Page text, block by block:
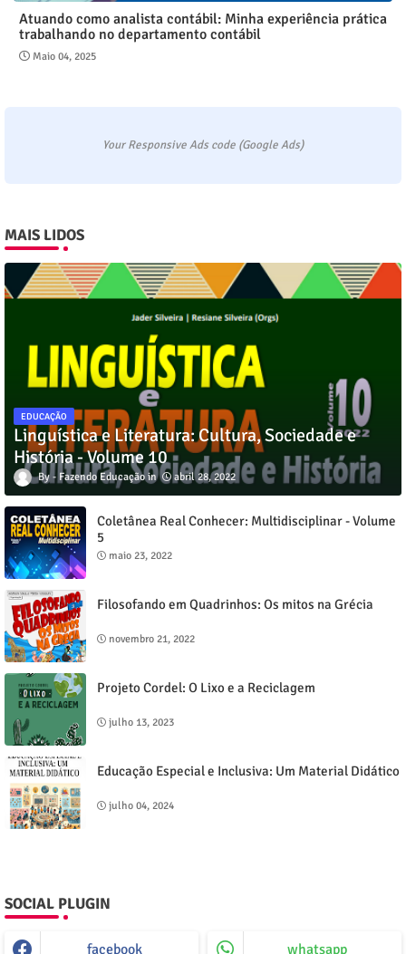
Atuando como analista contábil: Minha experiência prática
trabalhando no departamento contábil
Maio 04, 2025
Your Responsive Ads code (Google Ads)
MAIS LIDOS
EDUCAÇÃO
Linguística e Literatura: Cultura, Sociedade e
História - Volume 10
Fazendo Educação abril 28, 2022
Coletânea Real Conhecer: Multidisciplinar - Volume
5
maio 23, 2022
Filosofando em Quadrinhos: Os mitos na Grécia
novembro 21, 2022
Projeto Cordel: O Lixo e a Reciclagem
julho 13, 2023
Educação Especial e Inclusiva: Um Material Didático
julho 04, 2024
SOCIAL PLUGIN
facebook whatsapp